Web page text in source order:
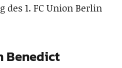
des 1. FC Union Berlin
Benedict